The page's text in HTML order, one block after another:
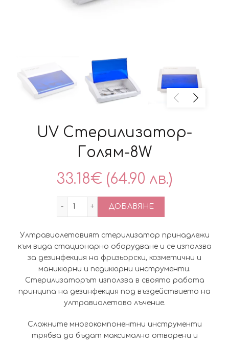
UV Стерилизатор-
Голям-8W
33.18€ (64.90 лв.)
количество за UV Стерилизатор-
ДОБАВЯНЕ
Ултравиолетовият стерилизатор принадлежи
към вида стационарно оборудване и се използва
за дезинфекция на фризьорски, козметични и
маникюрни и педикюрни инструменти.
Стерилизаторът използва в своята работа
принципа на дезинфекция под въздействието на
ултравиолетово лъчение.
Сложните многокомпонентни инструменти
трябва да бъдат максимално отворени и